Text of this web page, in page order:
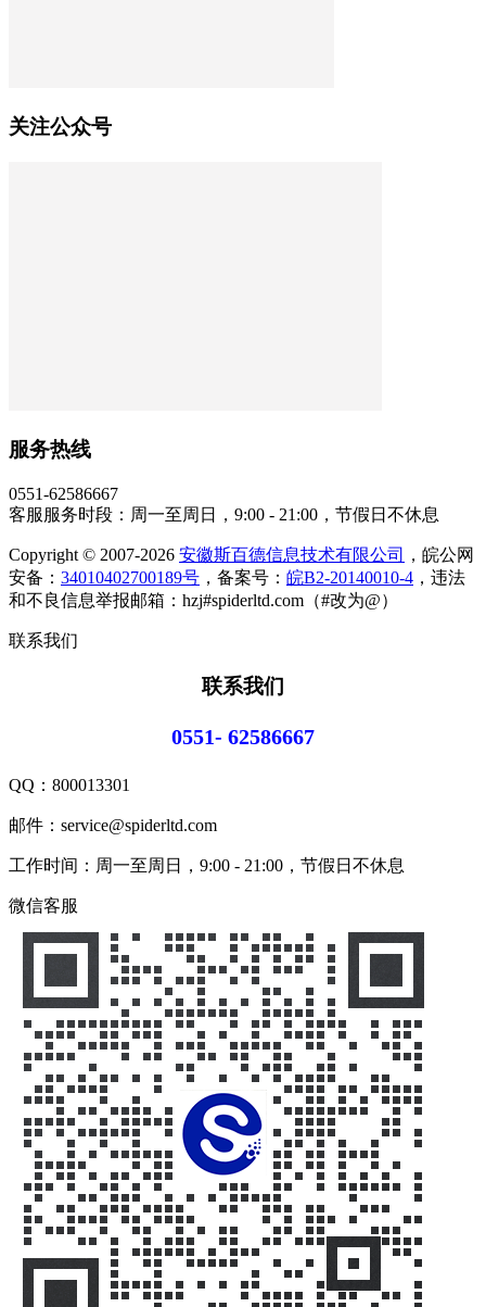
关注公众号
服务热线
0551-62586667
客服服务时段：周一至周日，9:00 - 21:00，节假日不休息
Copyright © 2007-2026 安徽斯百德信息技术有限公司
，皖公网
安备： 34010402700189号 ，备案号： 皖B2-20140010-4 ，违法
和不良信息举报邮箱：hzj#spiderltd.com（#改为@）
联系我们
联系我们
0551- 62586667
QQ： 800013301
邮件：service@spiderltd.com
工作时间：周一至周日，9:00 - 21:00，节假日不休息
微信客服